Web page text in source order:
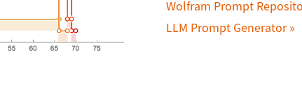
Wolfram Prompt
LLM Prompt Generator